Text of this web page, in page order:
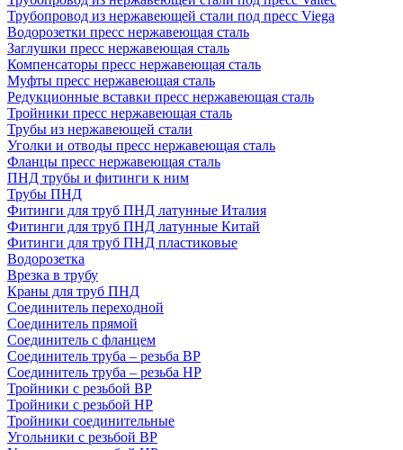
Трубопровод из нержавеющей стали под пресс Viega
Водорозетки пресс нержавеющая сталь
Заглушки пресс нержавеющая сталь
Компенсаторы пресс нержавеющая сталь
Муфты пресс нержавеющая сталь
Редукционные вставки пресс нержавеющая сталь
Тройники пресс нержавеющая сталь
Трубы из нержавеющей стали
Уголки и отводы пресс нержавеющая сталь
Фланцы пресс нержавеющая сталь
ПНД трубы и фитинги к ним
Трубы ПНД
Фитинги для труб ПНД латунные Италия
Фитинги для труб ПНД латунные Китай
Фитинги для труб ПНД пластиковые
Водорозетка
Врезка в трубу
Краны для труб ПНД
Соединитель переходной
Соединитель прямой
Соединитель с фланцем
Соединитель труба – резьба ВР
Соединитель труба – резьба НР
Тройники с резьбой ВР
Тройники с резьбой НР
Тройники соединительные
Угольники с резьбой ВР